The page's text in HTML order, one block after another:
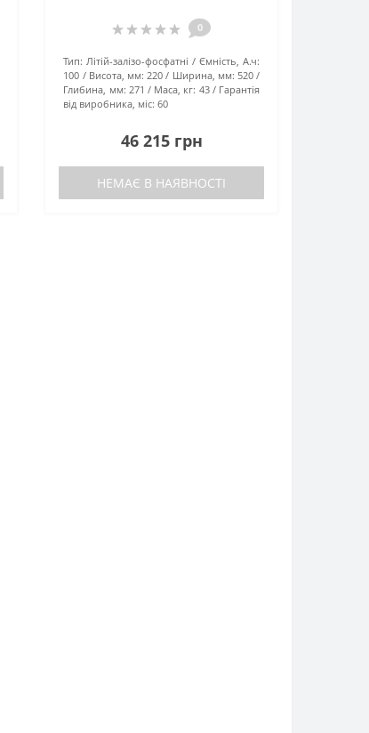
0
Тип: Літій-залізо-фосфатні
Ємність, А.ч:
100
Висота, мм: 220 Ширина, мм: 520
Глибина, мм: 271 Маса, кг: 43
Гарантія
від виробника, міс: 60
46 215 грн
НЕМАЄ В НАЯВНОСТІ